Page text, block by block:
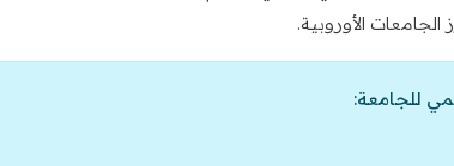
الأوروبية.
للجامعة: